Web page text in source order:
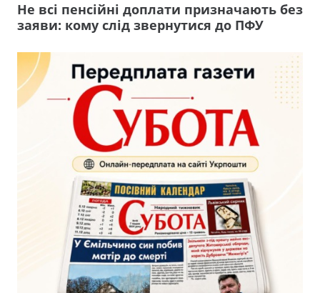
Не всі пенсійні доплати призначають без
заяви: кому слід звернутися до ПФУ